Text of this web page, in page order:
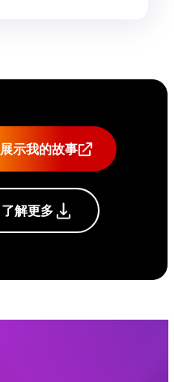
展示我的故事
了解更多